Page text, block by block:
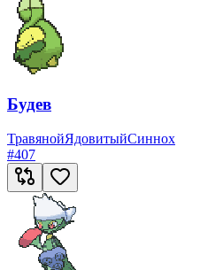
Будев
ТравянойЯдовитыйСиннох
#407